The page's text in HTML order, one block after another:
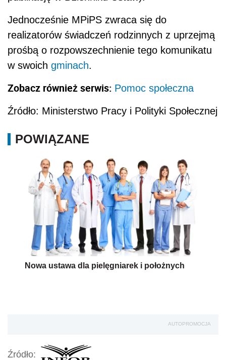
Jednocześnie MPiPS zwraca się do
realizatorów świadczeń rodzinnych z uprzejmą
prośbą o rozpowszechnienie tego komunikatu
w swoich gminach.
Zobacz również serwis: Pomoc społeczna
Źródło: Ministerstwo Pracy i Polityki Społecznej
POWIĄZANE
Nowa ustawa dla pielęgniarek i położnych
AUTOPROMOCJA
Źródło: